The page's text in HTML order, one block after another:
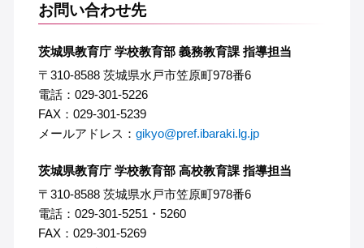
お問い合わせ先
茨城県教育庁 学校教育部 義務教育課 指導担当
〒310-8588 茨城県水戸市笠原町978番6
電話：029-301-5226
FAX：029-301-5239
メールアドレス： gikyo@pref.ibaraki.lg.jp
茨城県教育庁 学校教育部 高校教育課 指導担当
〒310-8588 茨城県水戸市笠原町978番6
電話：029-301-5251・5260
FAX：029-301-5269